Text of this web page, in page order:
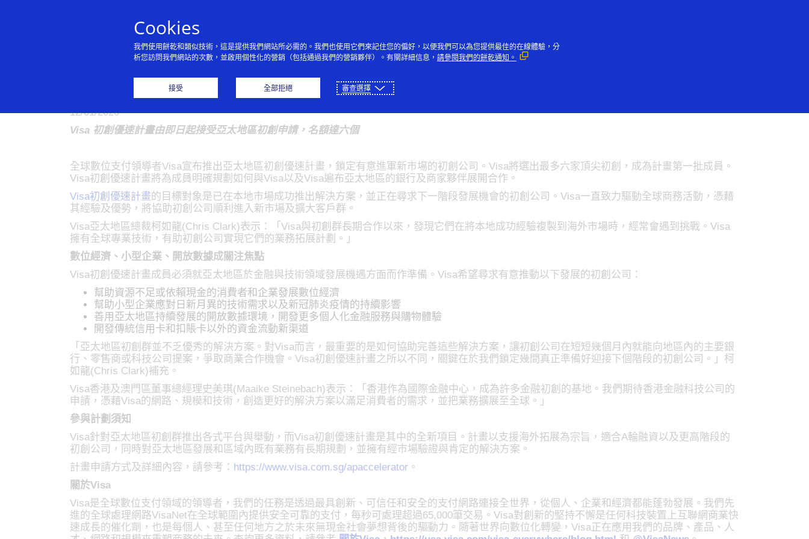
個人 企業與政府 創新者 社會大眾
Visa邀請亞太地區頂尖初創搶佔全球商機
12/01/2020
Visa 初創優速計畫由即日起接受亞太地區初創申請，名額達六個
全球數位支付領導者Visa宣布推出亞太地區初創優速計畫，鎖定有意進軍新市場的初創公司。Visa將選出最多六家頂尖初創，成為計畫第一批成員。
Visa初創優速計畫將為成員明確規劃如何與Visa以及Visa遍布亞太地區的銀行及商家夥伴展開合作。
Visa初創優速計畫的目標對象是已在本地市場成功推出解決方案，並正在尋求下一階段發展機會的初創公司。Visa一直致力驅動全球商務活動，憑藉
其經驗及優勢，將協助初創公司順利進入新市場及擴大客戶群。
Visa亞太地區總裁柯如龍(Chris Clark)表示：「Visa與初創群長期合作以來，發現它們在將本地成功經驗複製到海外市場時，經常會遇到挑戰。Visa
擁有全球專業技術，有助初創公司實現它們的業務拓展計劃。」
數位經濟、小型企業、開放數據成關注焦點
Visa初創優速計畫成員必須就亞太地區於金融與技術領域發展機遇方面而作準備。Visa希望尋求有意推動以下發展的初創公司：
幫助資源不足或依賴現金的消費者和企業發展數位經濟
幫助小型企業應對日新月異的技術需求以及新冠肺炎疫情的持續影響
善用亞太地區持續發展的開放數據環境，開發更多個人化金融服務與購物體驗
開發傳統信用卡和扣賬卡以外的資金流動新渠道
「亞太地區初創群並不乏優秀的解決方案。對Visa而言，最重要的是如何協助完善這些解決方案，讓初創公司在短短幾個月內就能向地區內的主要銀
行、零售商或科技公司提案，爭取商業合作機會。Visa初創優速計畫之所以不同，關鍵在於我們鎖定幾間真正準備好迎接下個階段的初創公司。」柯
如龍(Chris Clark)補充。
Visa香港及澳門區董事總經理史美琪(Maaike Steinebach)表示：「香港作為國際金融中心，成為許多金融初創的基地。我們期待香港金融科技公司的
申請，憑藉Visa的網路、規模和技術，創造更好的解決方案以滿足消費者的需求，並把業務擴展至全球。」
參與計劃須知
Visa針對亞太地區初創群推出各式平台與舉動，而Visa初創優速計畫是其中的全新項目。計畫以支援海外拓展為宗旨，適合A輪融資以及更高階段的
初創公司，同時對亞太地區發展和區域內既有業務有長期規劃，並擁有經市場驗證與肯定的解決方案。
計畫申請方式及詳細內容，請參考： https://www.visa.com.sg/apaccelerator。
關於Visa
Visa是全球數位支付領域的領導者，我們的任務是透過最具創新、可信任和安全的支付網路連接全世界，從個人、企業和經濟都能蓬勃發展。我們先
進的全球處理網路VisaNet在全球範圍內提供安全可靠的支付，每秒可處理超過65,000筆交易。Visa對創新的堅持不懈是任何科技裝置上互聯網商業快
速成長的催化劑，也是每個人、甚至任何地方之於未來無現金社會夢想背後的驅動力。隨著世界向數位化轉變，Visa正在應用我們的品牌、產品、人
Cookies
我們使用餅乾和類似技術，這是提供我們網站所必需的。我們也使用它們來記住您的偏好，以便我們可以為您提供最佳的在線體驗，分
析您訪問我們網站的次數，並啟用個性化的營銷（包括通過我們的營銷夥伴）。有關詳細信息， 請參閱我們的餅乾通知。
接受 全部拒絕 審查選擇